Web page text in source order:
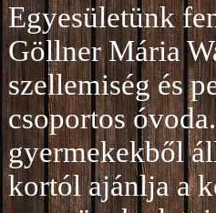
Egyesületünk
Göllner Mária
szellemiség és
csoportos
gyermekekből
kortól ajánlja a